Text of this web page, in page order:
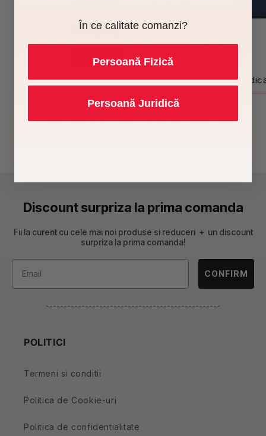
Uniforme horeca Uniforme
Discount surpriza la prima comanda
Fii la curent cu cele mai noi produse si reduceri + un discount
surpriza la prima comanda!
CONFIRM
-------------------------------------------------
POLITICI
Termeni si conditii
Politica de Cookie-uri
Politica de confidentialitate
În ce calitate comanzi?
Persoană Fizică
Persoană Juridică